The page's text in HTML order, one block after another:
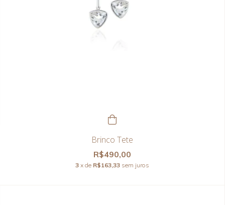
Brinco Tete
R$490,00
3 x de R$163,33 sem juros